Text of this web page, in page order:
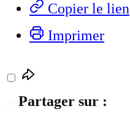
Copier le lien
Imprimer
Partager sur :